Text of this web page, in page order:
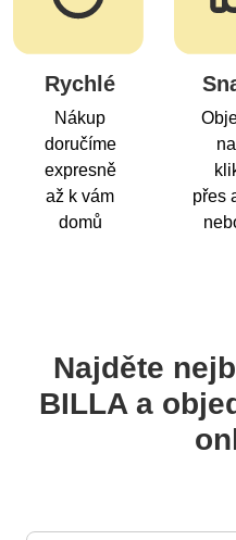
Rychlé
Nákup
doručíme
expresně
až k vám
domů
přes
Najděte
BILLA a